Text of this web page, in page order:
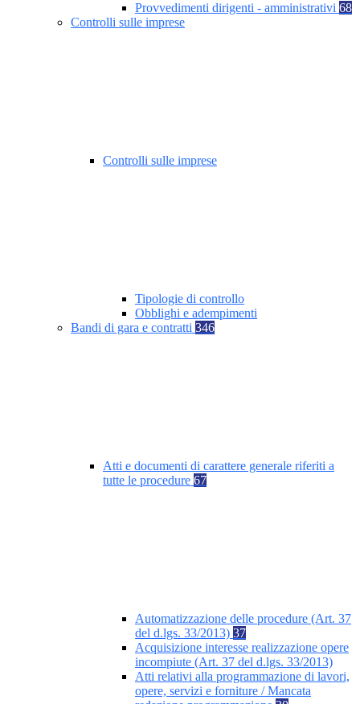
Provvedimenti dirigenti - amministrativi 68
Controlli sulle imprese
Controlli sulle imprese
Tipologie di controllo
Obblighi e adempimenti
Bandi di gara e contratti 346
Atti e documenti di carattere generale riferiti a
tutte le procedure 67
Automatizzazione delle procedure (Art. 37
del d.lgs. 33/2013) 37
Acquisizione interesse realizzazione opere
incompiute (Art. 37 del d.lgs. 33/2013)
Atti relativi alla programmazione di lavori,
opere, servizi e forniture / Mancata